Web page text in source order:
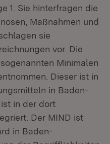
1. Sie hinterfragen die
Maßnahmen und
sie
vor. Die
Minimalen
Dieser ist in
in Baden-
in der dort
Der MIND ist
in Baden-